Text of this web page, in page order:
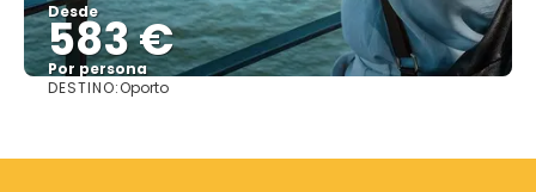
Desde
583 €
Por persona
DESTINO:Oporto